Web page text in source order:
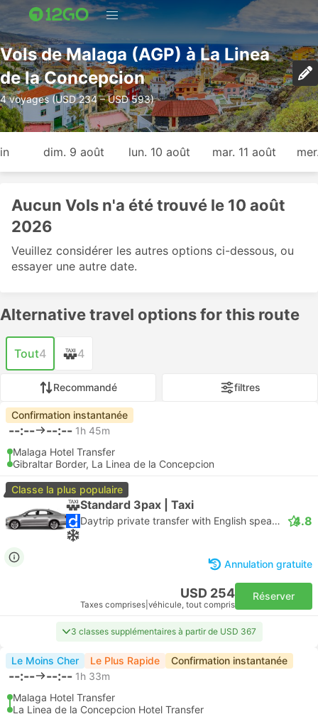
Vols de Malaga (AGP) à La Linea
de la Concepcion
4 voyages (USD 234 – USD 593)
dim. 9 août lun. 10 août mar. 11 août
Aucun Vols n'a été trouvé le 10 août
2026
Veuillez considérer les autres options ci-dessous, ou
essayer une autre date.
Alternative travel options for this route
Tout4 4
Recommandé filtres
Confirmation instantanée
--:-- --:-- 1h 45m
Malaga Hotel Transfer
Gibraltar Border, La Linea de la Concepcion
Classe la plus populaire
Standard 3pax | Taxi
Daytrip private transfer with English speaking driver 4.8
Annulation gratuite
USD 254
Taxes comprises véhicule, tout compris
Réserver
3 classes supplémentaires à partir de USD 367
Le Moins Cher Le Plus Rapide Confirmation instantanée
--:-- --:-- 1h 33m
Malaga Hotel Transfer
La Linea de la Concepcion Hotel Transfer